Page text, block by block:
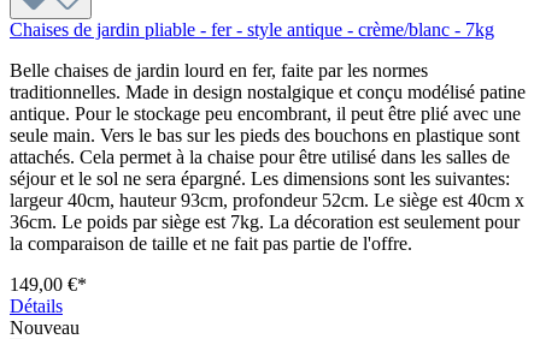
Chaises de jardin pliable - fer - style antique - crème/blanc - 7kg
Belle chaises de jardin lourd en fer, faite par les normes
traditionnelles. Made in design nostalgique et conçu modélisé patine
antique. Pour le stockage peu encombrant, il peut être plié avec une
seule main. Vers le bas sur les pieds des bouchons en plastique sont
attachés. Cela permet à la chaise pour être utilisé dans les salles de
séjour et le sol ne sera épargné. Les dimensions sont les suivantes:
largeur 40cm, hauteur 93cm, profondeur 52cm. Le siège est 40cm x
36cm. Le poids par siège est 7kg. La décoration est seulement pour
la comparaison de taille et ne fait pas partie de l'offre.
149,00 €*
Détails
Nouveau